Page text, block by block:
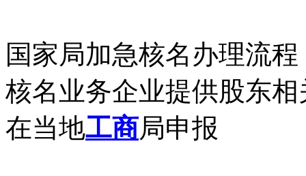
国家局加急核名办理流
核名业务企业提供股东
在当地工商局申报